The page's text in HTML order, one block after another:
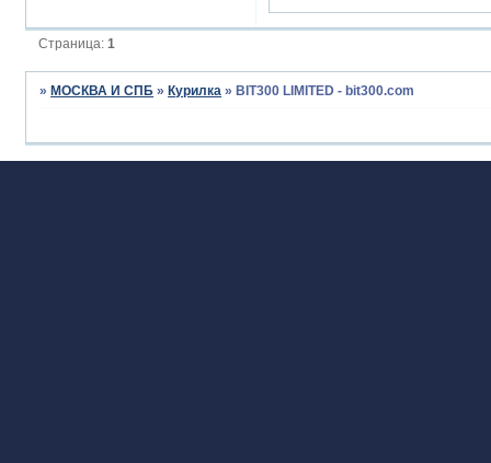
Страница:1
»МОСКВА И СПБ »Курилка »BIT300 LIMITED - bit300.com